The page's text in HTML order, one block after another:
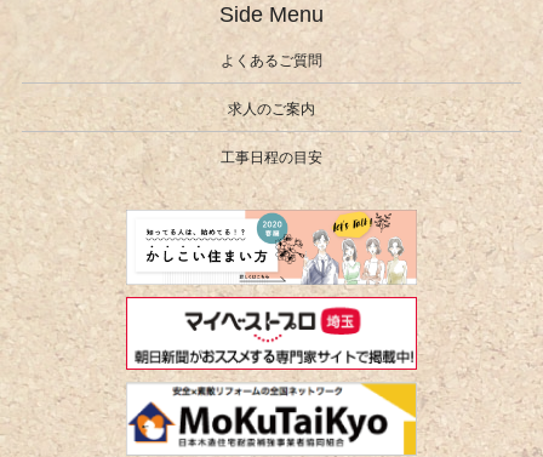
Side Menu
よくあるご質問
求人のご案内
工事日程の目安